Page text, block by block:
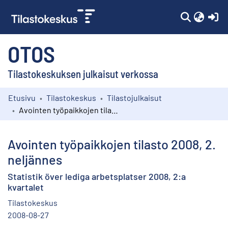
OTOS
Tilastokeskuksen julkaisut verkossa
Kokoelmat
Etusivu Tilastokeskus
Tilastojulkaisut
Avointen työpaikkojen tilasto 2008, 2.
neljännes
Statistik över lediga arbetsplatser 2008, 2:a
kvartalet
Tilastokeskus
2008-08-27